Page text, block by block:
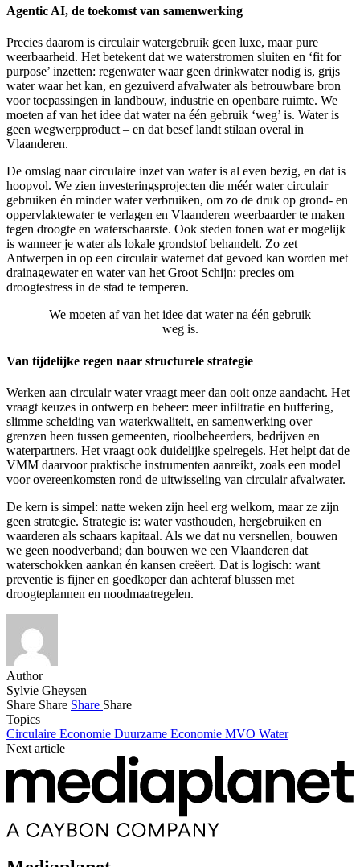
Agentic AI, de toekomst van samenwerking
Precies daarom is circulair watergebruik geen luxe, maar pure
weerbaarheid. Het betekent dat we waterstromen sluiten en ‘fit for
purpose’ inzetten: regenwater waar geen drinkwater nodig is, grijs
water waar het kan, en gezuiverd afvalwater als betrouwbare bron
voor toepassingen in landbouw, industrie en openbare ruimte. We
moeten af van het idee dat water na één gebruik ‘weg’ is. Water is
geen wegwerpproduct – en dat besef landt stilaan overal in
Vlaanderen.
De omslag naar circulaire inzet van water is al even bezig, en dat is
hoopvol. We zien investeringsprojecten die méér water circulair
gebruiken én minder water verbruiken, om zo de druk op grond- en
oppervlaktewater te verlagen en Vlaanderen weerbaarder te maken
tegen droogte en waterschaarste. Ook steden tonen wat er mogelijk
is wanneer je water als lokale grondstof behandelt. Zo zet
Antwerpen in op een circulair waternet dat gevoed kan worden met
drainagewater en water van het Groot Schijn: precies om
droogtestress in de stad te temperen.
We moeten af van het idee dat water na één gebruik
weg is.
Van tijdelijke regen naar structurele strategie
Werken aan circulair water vraagt meer dan ooit onze aandacht. Het
vraagt keuzes in ontwerp en beheer: meer infiltratie en buffering,
slimme scheiding van waterkwaliteit, en samenwerking over
grenzen heen tussen gemeenten, rioolbeheerders, bedrijven en
waterpartners. Het vraagt ook duidelijke spelregels. Het helpt dat de
VMM daarvoor praktische instrumenten aanreikt, zoals een model
voor overeenkomsten rond de uitwisseling van circulair afvalwater.
De kern is simpel: natte weken zijn heel erg welkom, maar ze zijn
geen strategie. Strategie is: water vasthouden, hergebruiken en
waarderen als schaars kapitaal. Als we dat nu versnellen, bouwen
we geen noodverband; dan bouwen we een Vlaanderen dat
waterschokken aankan én kansen creëert. Dat is logisch: want
preventie is fijner en goedkoper dan achteraf blussen met
droogteplannen en noodmaatregelen.
Author
Sylvie Gheysen
Share Share Share Share
Topics
Circulaire Economie Duurzame Economie MVO Water
Next article